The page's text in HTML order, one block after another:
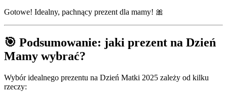
Gotowe! Idealny, pachnący prezent dla mamy! 🎀
🎯 Podsumowanie: jaki prezent na Dzień
Mamy wybrać?
Wybór idealnego prezentu na Dzień Matki 2025 zależy od kilku
rzeczy: